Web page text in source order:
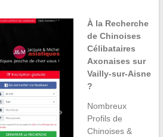
À la Recherche
de Chinoises
Célibataires
Axonaises sur
Vailly-sur-Aisne
?
Nombreux
Profils de
Chinoises &